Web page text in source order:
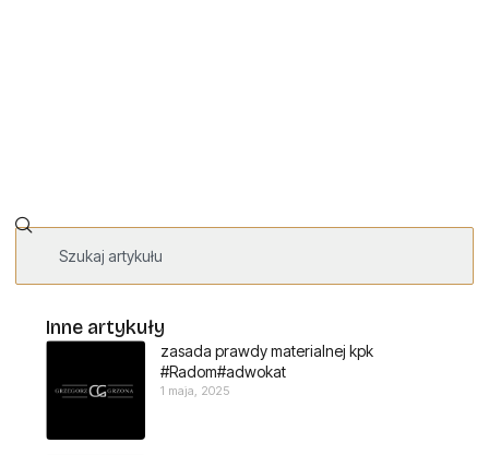
Inne artykuły
zasada prawdy materialnej kpk
#Radom#adwokat
1 maja, 2025